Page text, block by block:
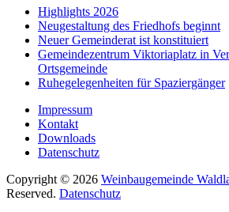
Highlights 2026
Neugestaltung des Friedhofs beginnt
Neuer Gemeinderat ist konstituiert
Gemeindezentrum Viktoriaplatz in
Ortsgemeinde
Ruhegelegenheiten für Spaziergänger
Impressum
Kontakt
Downloads
Datenschutz
Copyright © 2026 Weinbaugemeinde
Reserved. Datenschutz